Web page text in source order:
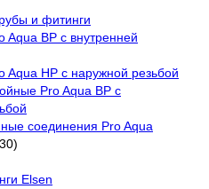
и фитинги
Aqua ВР с внутренней
Aqua НР с наружной резьбой
Pro Aqua ВР с
соединения Pro Aqua
Elsen